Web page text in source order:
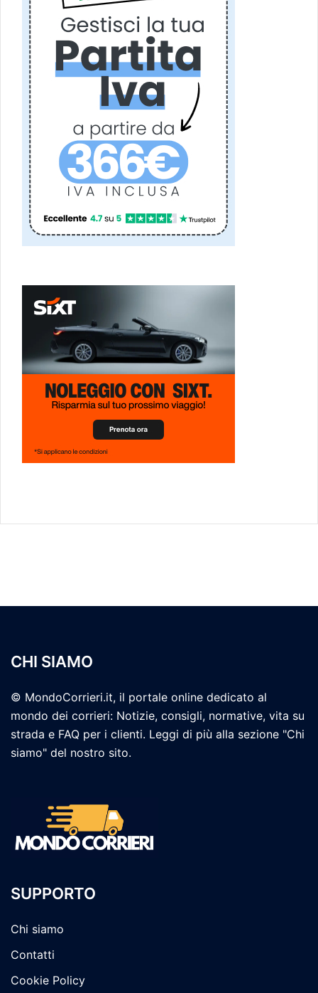
CHI SIAMO
© MondoCorrieri.it, il portale online dedicato al
mondo dei corrieri: Notizie, consigli, normative, vita su
strada e FAQ per i clienti. Leggi di più alla sezione "Chi
siamo" del nostro sito.
SUPPORTO
Chi siamo
Contatti
Cookie Policy